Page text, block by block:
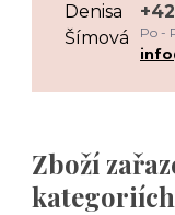
Zboží
kategoriích
Po -